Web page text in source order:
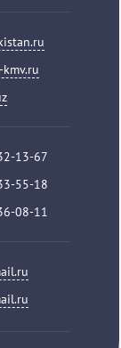
13-67
55-18
08-11